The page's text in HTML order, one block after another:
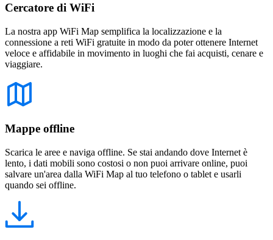
Cercatore di WiFi
La nostra app WiFi Map semplifica la localizzazione e la
connessione a reti WiFi gratuite in modo da poter ottenere Internet
veloce e affidabile in movimento in luoghi che fai acquisti, cenare e
viaggiare.
Mappe offline
Scarica le aree e naviga offline. Se stai andando dove Internet è
lento, i dati mobili sono costosi o non puoi arrivare online, puoi
salvare un'area dalla WiFi Map al tuo telefono o tablet e usarli
quando sei offline.